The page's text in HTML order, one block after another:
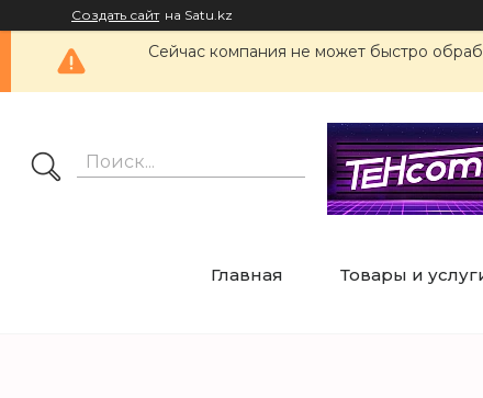
Создать сайт на Satu.kz
Сейчас компания не может быстро
Главная Товары и